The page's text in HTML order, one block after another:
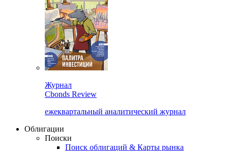
Журнал
Cbonds Review
ежеквартальный аналитический журнал
Облигации
Поиски
Поиск облигаций & Карты рынка